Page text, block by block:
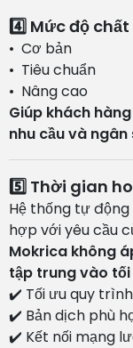
4️⃣ Mức độ
• Cơ bản
• Tiêu chuẩn
• Nâng cao
Giúp khách
nhu cầu và ngân
5️⃣ Thời gian
Hệ thống tự
hợp với yêu cầu
Mokrica không
tập trung vào
✔️ Tối ưu quy
✔️ Bản dịch phù
✔️ Kết nối mạng